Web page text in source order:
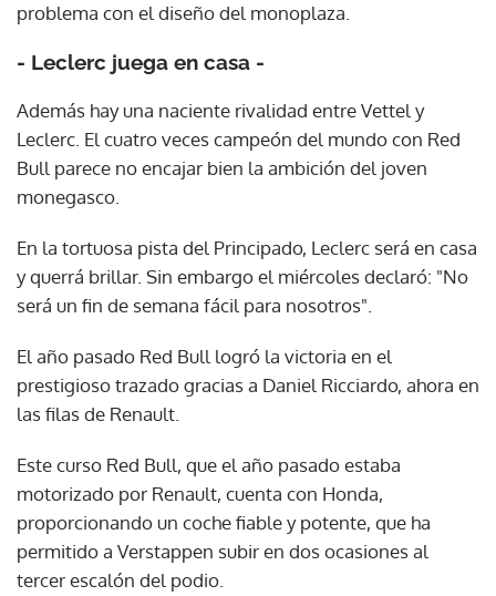
problema con el diseño del monoplaza.
- Leclerc juega en casa -
Además hay una naciente rivalidad entre Vettel y
Leclerc. El cuatro veces campeón del mundo con Red
Bull parece no encajar bien la ambición del joven
monegasco.
En la tortuosa pista del Principado, Leclerc será en casa
y querrá brillar. Sin embargo el miércoles declaró: "No
será un fin de semana fácil para nosotros".
El año pasado Red Bull logró la victoria en el
prestigioso trazado gracias a Daniel Ricciardo, ahora en
las filas de Renault.
Este curso Red Bull, que el año pasado estaba
motorizado por Renault, cuenta con Honda,
proporcionando un coche fiable y potente, que ha
permitido a Verstappen subir en dos ocasiones al
tercer escalón del podio.